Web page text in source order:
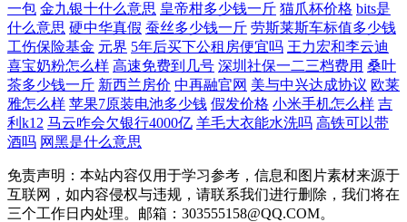
一包 金九银十什么意思 皇帝柑多少钱一斤 猫爪杯价格 bits是
什么意思 硬中华真假 蚕丝多少钱一斤 劳斯莱斯车标值多少钱
工伤保险基金 元界 5年后买下公租房便宜吗 王力宏和李云迪
喜宝奶粉怎么样 高速免费到几号 深圳社保一二三档费用 桑叶
茶多少钱一斤 新西兰房价 中再融官网 美与中兴达成协议 欧莱
雅怎么样 苹果7原装电池多少钱 假发价格 小米手机怎么样 吉
利k12 马云咋会欠银行4000亿 羊毛大衣能水洗吗 高铁可以带
酒吗 网黑是什么意思
免责声明：本站内容仅用于学习参考，信息和图片素材来源于
互联网，如内容侵权与违规，请联系我们进行删除，我们将在
三个工作日内处理。邮箱：303555158@QQ.COM。